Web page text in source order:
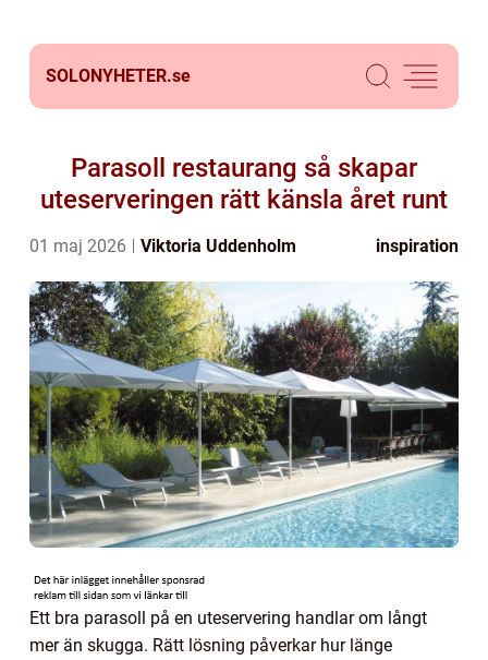
SOLONYHETER.se
Parasoll restaurang så skapar
uteserveringen rätt känsla året runt
01 maj 2026 Viktoria Uddenholm inspiration
Ett bra parasoll på en uteservering handlar om långt
mer än skugga. Rätt lösning påverkar hur länge